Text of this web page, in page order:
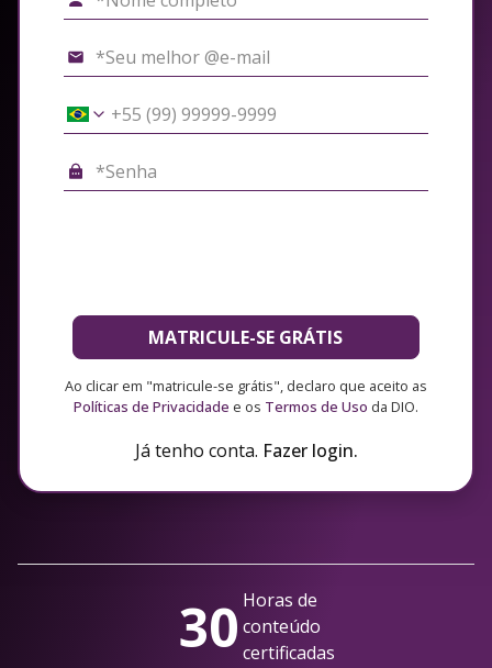
MATRICULE-SE GRÁTIS
Ao clicar em "matricule-se grátis", declaro que aceito as
Políticas de Privacidade e os Termos de Uso da DIO.
Já tenho conta. Fazer login.
30 Horas de
conteúdo
certificadas